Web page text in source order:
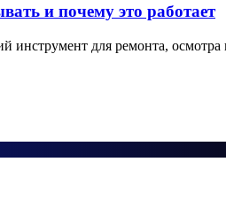
и почему это работает
для ремонта,